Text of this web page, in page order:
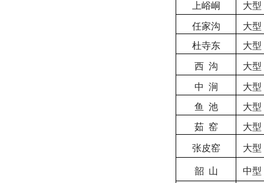
上峪峒 大型
任家沟
大型
杜寺东
大型
西 沟 大型
中 涧
大型
鱼
池
大型
茹 窑 大型
张皮窑 大型
韶 山 中型